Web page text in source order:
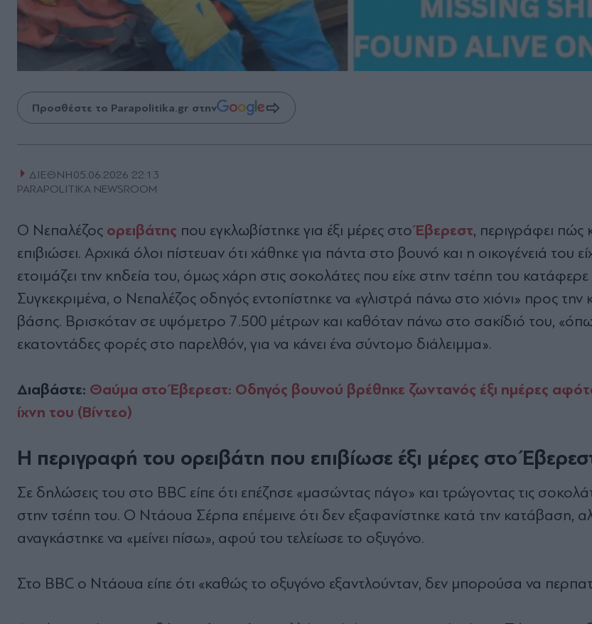
Προσθέστε το Parapolitika.gr στην
ΔΙΕΘΝΗ05.06.2026 22:13
PARAPOLITIKA NEWSROOM
Ο Νεπαλέζος ορειβάτης που εγκλωβίστηκε για έξι μέρες στοΈβερεστ, περιγράφει πώς
επιβιώσει. Αρχικά όλοι πίστευαν ότι χάθηκε για πάντα στο βουνό και η οικογένειά του
ετοιμάζει την κηδεία του, όμως χάρη στις σοκολάτες που είχε στην τσέπη του κατάφερε
Συγκεκριμένα, ο Νεπαλέζος οδηγός εντοπίστηκε να «γλιστρά πάνω στο χιόνι» προς
βάσης. Βρισκόταν σε υψόμετρο 7.500 μέτρων και καθόταν πάνω στο σακίδιό του, «όπως
εκατοντάδες φορές στο παρελθόν, για να κάνει ένα σύντομο διάλειμμα».
Διαβάστε: Θαύμα στο Έβερεστ: Οδηγός βουνού βρέθηκε ζωντανός έξι ημέρες
ίχνη του (Βίντεο)
Η περιγραφή του ορειβάτη που επιβίωσε έξι μέρες στο
Σε δηλώσεις του στο BBC είπε ότι επέζησε «μασώντας πάγο» και τρώγοντας τις
στην τσέπη του. Ο Ντάουα Σέρπα επέμεινε ότι δεν εξαφανίστηκε κατά την κατάβαση,
αναγκάστηκε να «μείνει πίσω», αφού του τελείωσε το οξυγόνο.
Στο BBC ο Ντάουα είπε ότι «καθώς το οξυγόνο εξαντλούνταν, δεν μπορούσα να